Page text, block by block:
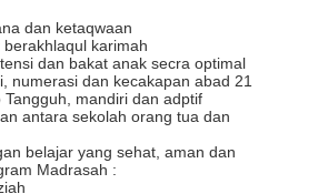
dan ketaqwaan
karimah
dan bakat anak secra optimal
numerasi dan kecakapan abad 21
mandiri dan adptif
antara sekolah orang tua dan
belajar yang sehat, aman dan
Madrasah :